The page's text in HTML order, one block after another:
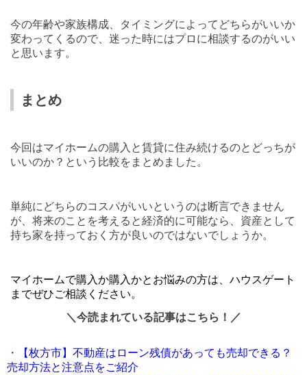
今の年齢や家族構成、タイミングによってどちらがいいか
変わってくるので、迷った時にはプロに相談するのがいい
と思います。
まとめ
今回はマイホームの購入と賃貸に住み続けるのとどっちが
いいのか？という比較をまとめました。
単純にどちらのコスパがいいというのは断言できません
が、将来のことを考えると経済的に可能なら、資産として
持ち家を持っておく方が良いのではないでしょうか。
マイホームで購入か購入かとお悩みの方は、ハウスゲート
までぜひご相談ください。
＼今読まれている記事はこちら！／
・
【枚方市】不動産はローン残債があっても売却できる？
売却方法と注意点をご紹介